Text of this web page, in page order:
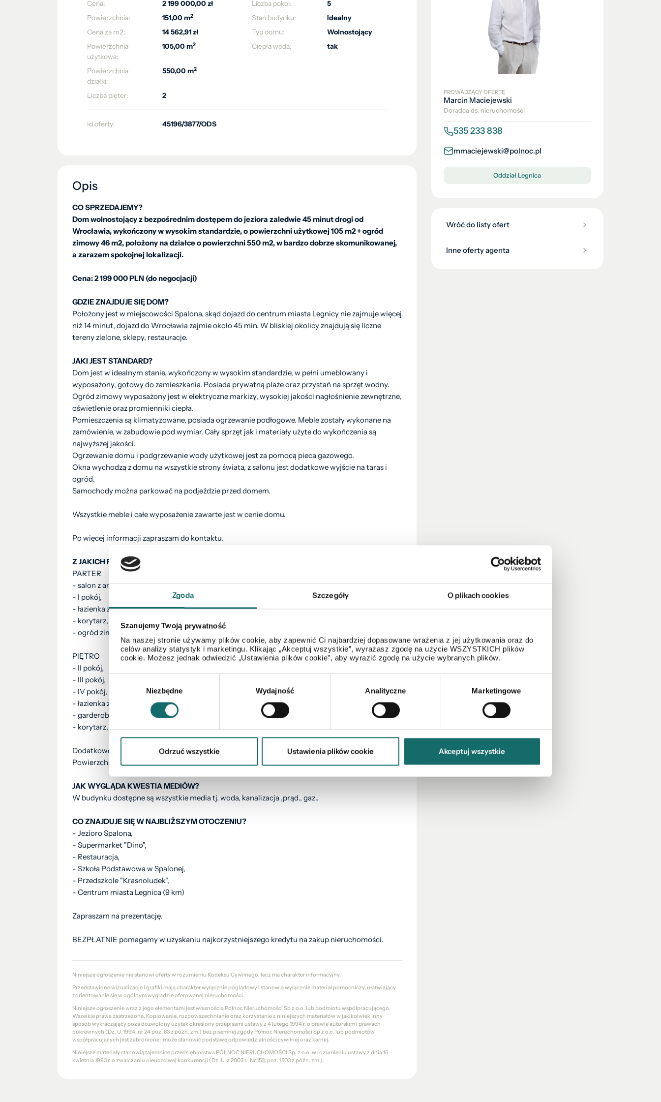
Zgoda Szczegóły O plikach cookies
Szanujemy Twoją prywatność
Na naszej stronie używamy plików cookie, aby zapewnić Ci najbardziej dopasowane wrażenia z jej użytkowania oraz do
celów analizy statystyk i marketingu. Klikając „Akceptuj wszystkie”, wyrażasz zgodę na użycie WSZYSTKICH plików
cookie. Możesz jednak odwiedzić „Ustawienia plików cookie”, aby wyrazić zgodę na użycie wybranych plików.
Niezbędne Wydajność Analityczne Marketingowe
Odrzuć wszystkie Ustawienia plików cookie Akceptuj wszystkie
Cena:
2 199 000,00 zł
Powierzchnia:
151,00 m2
Cena za m2:
14 562,91 zł
Powierzchnia
użytkowa:
105,00 m2
Powierzchnia
działki:
550,00 m2
Liczba pięter: 2
Liczba pokoi:
5
Stan budynku:
Idealny
Typ domu:
Wolnostojący
Ciepła woda:
tak
Id oferty: 45196/3877/ODS
Opis
CO SPRZEDAJEMY?
Dom wolnostojący z bezpośrednim dostępem do jeziora zaledwie 45 minut drogi od
Wrocławia, wykończony w wysokim standardzie, o powierzchni użytkowej 105 m2 + ogród
zimowy 46 m2, położony na działce o powierzchni 550 m2, w bardzo dobrze skomunikowanej,
a zarazem spokojnej lokalizacji.
Cena: 2 199 000 PLN (do negocjacji)
GDZIE ZNAJDUJE SIĘ DOM?
Położony jest w miejscowości Spalona, skąd dojazd do centrum miasta Legnicy nie zajmuje więcej
niż 14 minut, dojazd do Wrocławia zajmie około 45 min. W bliskiej okolicy znajdują się liczne
tereny zielone, sklepy, restauracje.
JAKI JEST STANDARD?
Dom jest w idealnym stanie, wykończony w wysokim standardzie, w pełni umeblowany i
wyposażony, gotowy do zamieszkania. Posiada prywatną plaże oraz przystań na sprzęt wodny.
Ogród zimowy wyposażony jest w elektryczne markizy, wysokiej jakości nagłośnienie zewnętrzne,
oświetlenie oraz promienniki ciepła.
Pomieszczenia są klimatyzowane, posiada ogrzewanie podłogowe. Meble zostały wykonane na
zamówienie, w zabudowie pod wymiar. Cały sprzęt jak i materiały użyte do wykończenia są
najwyższej jakości.
Ogrzewanie domu i podgrzewanie wody użytkowej jest za pomocą pieca gazowego.
Okna wychodzą z domu na wszystkie strony świata, z salonu jest dodatkowe wyjście na taras i
ogród.
Samochody można parkować na podjeździe przed domem.
Wszystkie meble i całe wyposażenie zawarte jest w cenie domu.
Po więcej informacji zapraszam do kontaktu.
Z JAKICH POMIESZCZEŃ SIĘ SKŁADA?
PARTER
- salon z aneksem,
- I pokój,
- łazienka z toaletą,
- korytarz,
- ogród zimowy,
PIĘTRO
- II pokój,
- III pokój,
- IV pokój,
- łazienka z toaletą,
- garderoba,
- korytarz,
Dodatkowo dom posiada garaż na sprzęt wodny, prywatną plaże oraz przystań.
Powierzchnia użytkowa wynosi 105 m2 + ogród zimowy 46 m2. Działka 550 m2.
JAK WYGLĄDA KWESTIA MEDIÓW?
W budynku dostępne są wszystkie media tj. woda, kanalizacja ,prąd., gaz..
CO ZNAJDUJE SIĘ W NAJBLIŻSZYM OTOCZENIU?
- Jezioro Spalona,
- Supermarket "Dino",
- Restauracja,
- Szkoła Podstawowa w Spalonej,
- Przedszkole "Krasnoludek",
- Centrum miasta Legnica (9 km)
Zapraszam na prezentację.
BEZPŁATNIE pomagamy w uzyskaniu najkorzystniejszego kredytu na zakup nieruchomości.
Niniejsze ogłoszenie nie stanowi oferty w rozumieniu Kodeksu Cywilnego, lecz ma charakter informacyjny.
Przedstawione wizualizacje i grafiki mają charakter wyłącznie poglądowy i stanowią wyłącznie materiał pomocniczy, ułatwiający
zorientowanie się w ogólnym wyglądzie oferowanej nieruchomości.
Niniejsze ogłoszenie wraz z jego elementami jest własnością Północ Nieruchomości Sp z o.o. lub podmiotu współpracującego.
Wszelkie prawa zastrzeżone. Kopiowanie, rozpowszechnianie oraz korzystanie z niniejszych materiałów w jakikolwiek inny
sposób wykraczający poza dozwolony użytek określony przepisami ustawy z 4 lutego 1994 r. o prawie autorskim i prawach
pokrewnych (Dz. U. 1994, nr 24 poz. 83 z późn. zm.) bez pisemnej zgody Północ Nieruchomości Sp z o.o. lub podmiotów
współpracujących jest zabronione i może stanowić podstawę odpowiedzialności cywilnej oraz karnej.
Niniejsze materiały stanowią tajemnicę przedsiębiorstwa PÓŁNOC NIERUCHOMOŚCI Sp. z o.o. w rozumieniu ustawy z dnia 16
kwietnia 1993 r. o zwalczaniu nieuczciwej konkurencji (Dz. U. z 2003 r., Nr 153, poz. 1503 z późn. zm.).
PROWADZĄCY OFERTĘ
Marcin Maciejewski
Doradca ds. nieruchomości
535 233 838
mmaciejewski@polnoc.pl
Oddział Legnica
Wróć do listy ofert
Inne oferty agenta